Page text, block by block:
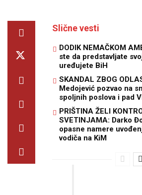
Slične vesti
DODIK NEMAČKOM
ste da predstavljate
uređujete BiH
SKANDAL ZBOG
Medojević pozvao na
spoljnih poslova i pad
PRIŠTINA ŽELI
SVETINJAMA: Darko
opasne namere
vodiča na KiM